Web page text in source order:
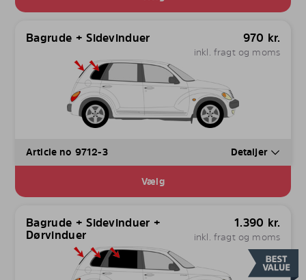
Bagrude + Sidevinduer 970 kr.
inkl. fragt og moms
Article no 9712-3 Detaljer
Vælg
Bagrude + Sidevinduer +
Dørvinduer
1.390 kr.
inkl. fragt og moms